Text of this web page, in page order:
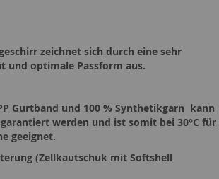
zeichnet sich durch eine sehr
und optimale Passform aus.
Gurtband und 100 % Synthetikgarn kann
werden und ist somit bei 30°C für
geeignet.
(Zellkautschuk mit Softshell